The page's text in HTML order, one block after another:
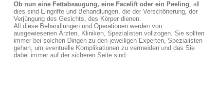
Ob nun eine Fettabsaugung, eine Facelift oder ein Peeling, all
dies sind Eingriffe und Behandlungen, die der Verschönerung, der
Verjüngung des Gesichts, des Körper dienen.
All diese Behandlungen und Operationen werden von
ausgewiesenen Ärzten, Kliniken, Spezialisten vollzogen. Sie sollten
immer bei solchen Dingen zu den jeweiligen Experten, Spezialisten
gehen, um eventuelle Komplikationen zu vermeiden und das Sie
dabei immer auf der sicheren Seite sind.